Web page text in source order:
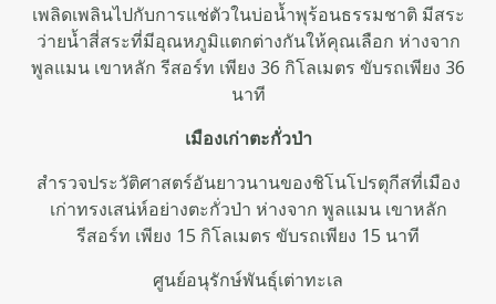
เพลิดเพลินไปกับการแช่ตัวในบ่อน้ำพุร้อนธรรมชาติ มีสระ
ว่ายน้ำสี่สระที่มีอุณหภูมิแตกต่างกันให้คุณเลือก ห่างจาก
พูลแมน เขาหลัก รีสอร์ท เพียง 36 กิโลเมตร ขับรถเพียง 36
นาที
เมืองเก่าตะกั่วป่า
สำรวจประวัติศาสตร์อันยาวนานของชิโนโปรตุกีสที่เมือง
เก่าทรงเสน่ห์อย่างตะกั่วป่า ห่างจาก พูลแมน เขาหลัก
รีสอร์ท เพียง 15 กิโลเมตร ขับรถเพียง 15 นาที
ศูนย์อนุรักษ์พันธุ์เต่าทะเล